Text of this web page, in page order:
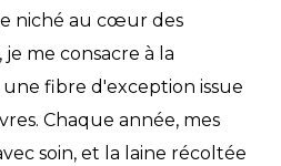
niché au cœur des
je me consacre à la
fibre d'exception issue
Chaque année, mes
soin, et la laine récoltée